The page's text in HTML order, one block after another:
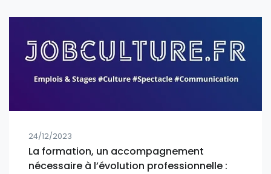
24/12/2023
La formation, un accompagnement
nécessaire à l’évolution professionnelle :